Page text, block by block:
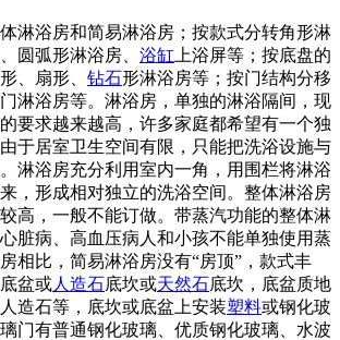
淋浴房和简易淋浴房；按款式分转角形淋
圆弧形淋浴房、 浴缸 上浴屏等；按底盘的
、扇形、 钻石形淋浴房等；按门结构分移
淋浴房等。淋浴房，单独的淋浴隔间，现
要求越来越高，许多家庭都希望有一个独
于居室卫生空间有限，只能把洗浴设施与
淋浴房充分利用室内一角，用围栏将淋浴
，形成相对独立的洗浴空间。整体淋浴房
高，一般不能订做。带蒸汽功能的整体淋
脏病、高血压病人和小孩不能单独使用蒸
相比，简易淋浴房没有“房顶”，款式丰
盆或人造石底坎或天然石底坎，底盆质地
造石等，底坎或底盆上安装塑料或钢化玻
门有普通钢化玻璃、优质钢化玻璃、水波